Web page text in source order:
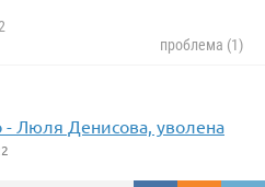
проблема (1)
- Люля Денисова, уволена